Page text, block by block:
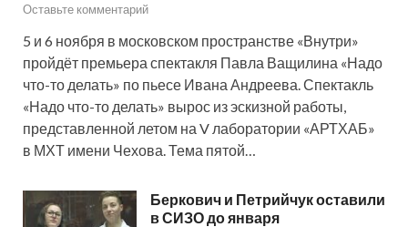
Оставьте комментарий
5 и 6 ноября в московском пространстве «Внутри»
пройдёт премьера спектакля Павла Ващилина «Надо
что-то делать» по пьесе Ивана Андреева. Спектакль
«Надо что-то делать» вырос из эскизной работы,
представленной летом на V лаборатории «АРТХАБ»
в МХТ имени Чехова. Тема пятой…
Беркович и Петрийчук оставили
в СИЗО до января